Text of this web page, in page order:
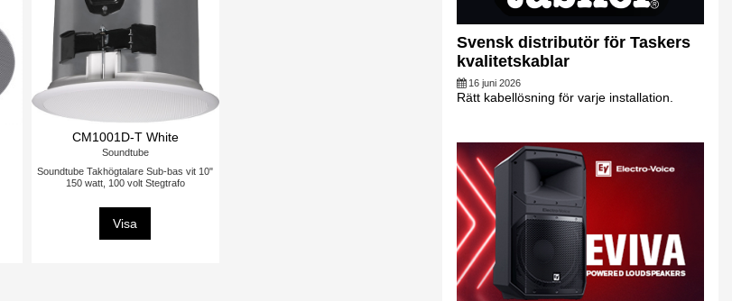
CM1001D-T White
Soundtube
Soundtube Takhögtalare Sub-bas vit 10"
150 watt, 100 volt Stegtrafo
Visa
Svensk distributör för Taskers
kvalitetskablar
16 juni 2026
Rätt kabellösning för varje installation.